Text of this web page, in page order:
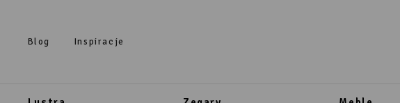
Blog Inspiracje